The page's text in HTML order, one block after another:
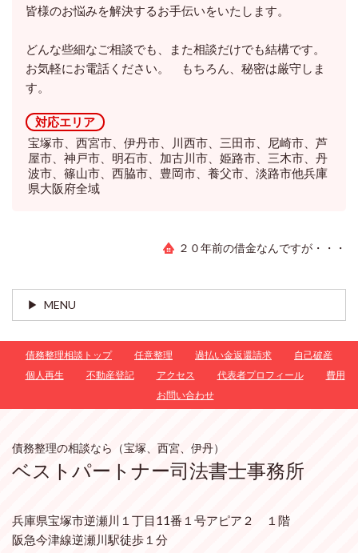
皆様のお悩みを解決するお手伝いをいたします。
どんな些細なご相談でも、また相談だけでも結構です。
お気軽にお電話ください。 もちろん、秘密は厳守しま
す。
対応エリア
宝塚市、西宮市、伊丹市、川西市、三田市、尼崎市、芦
屋市、神戸市、明石市、加古川市、姫路市、三木市、丹
波市、篠山市、西脇市、豊岡市、養父市、淡路市他兵庫
県大阪府全域
２０年前の借金なんですが・・・
MENU
債務整理相談トップ 任意整理 過払い金返還請求
自己破産
個人再生
不動産登記 アクセス 代表者プロフィール
費用
お問い合わせ
債務整理の相談なら（宝塚、西宮、伊丹）
ベストパートナー司法書士事務所
兵庫県宝塚市逆瀬川１丁目11番１号アピア２ １階
阪急今津線逆瀬川駅徒歩１分